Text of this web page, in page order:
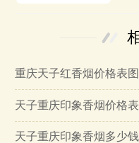
重庆天子红香烟价格表